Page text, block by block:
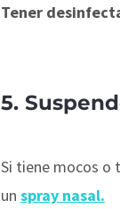
Tener
5.
Si tiene mocos o
un spray nasal.